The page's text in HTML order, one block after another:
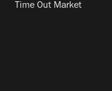
Time Out Market